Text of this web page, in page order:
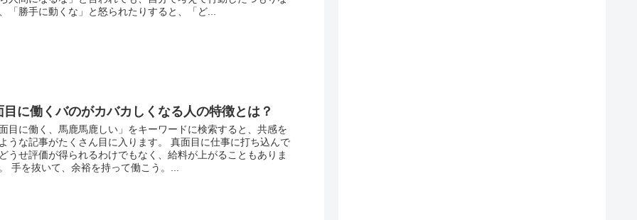
「勝手に動くな」と怒られたりすると、「ど...
目に働くバのがカバカしくなる人の特徴とは？
目に働く、馬鹿馬鹿しい」をキーワードに検索すると、共感を
うな記事がたくさん目に入ります。 真面目に仕事に打ち込んで
うせ評価が得られるわけでもなく、給料が上がることもありま
手を抜いて、余裕を持って働こう。...